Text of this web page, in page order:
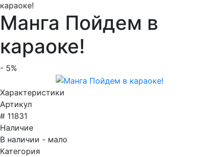
караоке!
Манга Пойдем в
караоке!
- 5%
Характеристики
Артикул
# 11831
Наличие
В наличии - мало
Категория